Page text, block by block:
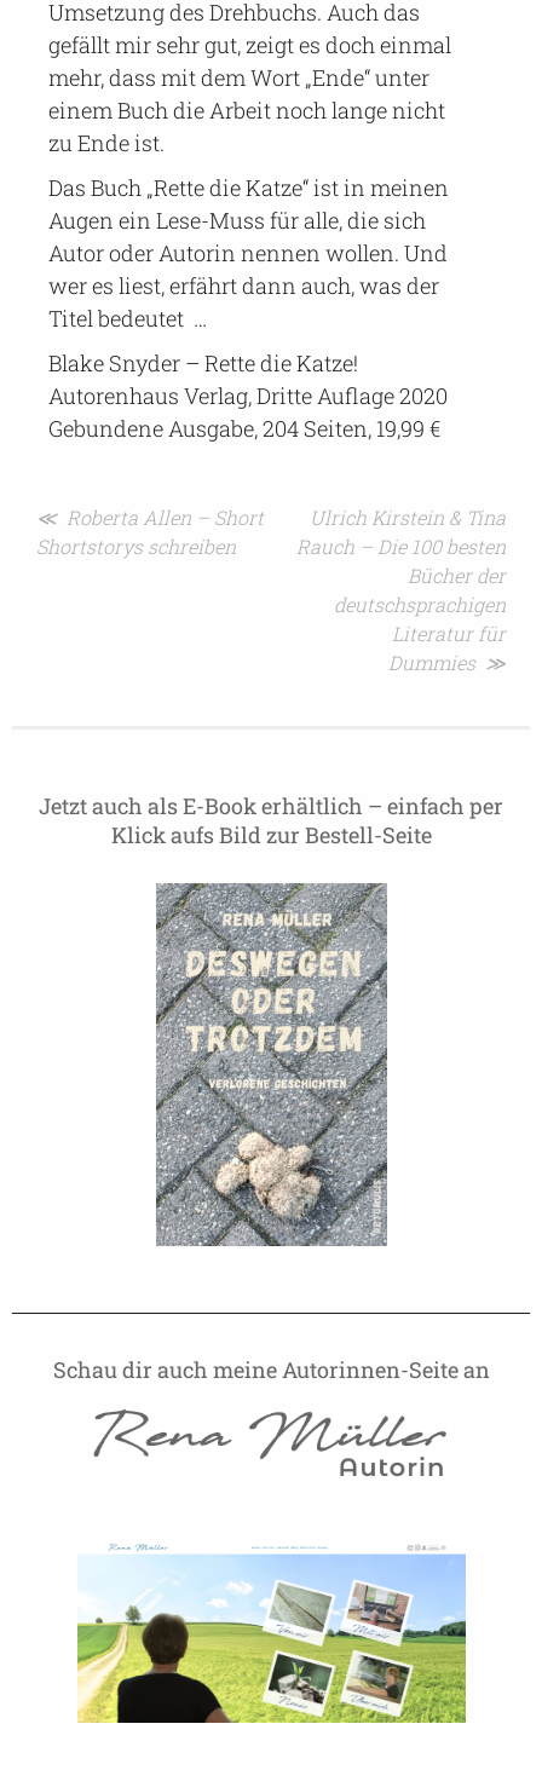
Umsetzung des Drehbuchs. Auch das
gefällt mir sehr gut, zeigt es doch einmal
mehr, dass mit dem Wort „Ende“ unter
einem Buch die Arbeit noch lange nicht
zu Ende ist.
Das Buch „Rette die Katze“ ist in meinen
Augen ein Lese-Muss für alle, die sich
Autor oder Autorin nennen wollen. Und
wer es liest, erfährt dann auch, was der
Titel bedeutet …
Blake Snyder – Rette die Katze!
Autorenhaus Verlag, Dritte Auflage 2020
Gebundene Ausgabe, 204 Seiten, 19,99 €
Beitragsnavigation
≪ Roberta Allen – Short
Shortstorys schreiben
Ulrich Kirstein & Tina
Rauch – Die 100 besten
Bücher der
deutschsprachigen
Literatur für
Dummies ≫
Jetzt auch als E-Book erhältlich – einfach per
Klick aufs Bild zur Bestell-Seite
Schau dir auch meine Autorinnen-Seite an